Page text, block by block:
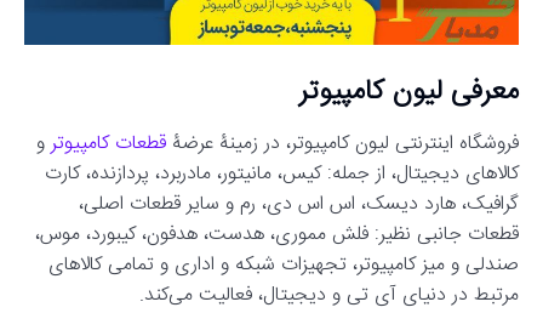
معرفی لیون کامپیوتر
فروشگاه اینترنتی لیون کامپیوتر، در زمینۀ عرضۀ قطعات کامپیوترو
کالاهای دیجیتال، از جمله: کیس، مانیتور، مادربرد، پردازنده، کارت
گرافیک، هارد دیسک، اس اس دی، رم و سایر قطعات اصلی،
قطعات جانبی نظیر: فلش مموری، هدست، هدفون، کیبورد، موس،
صندلی و میز کامپیوتر، تجهیزات شبکه و اداری و تمامی کالاهای
مرتبط در دنیای آی تی و دیجیتال، فعالیت می‌کند.